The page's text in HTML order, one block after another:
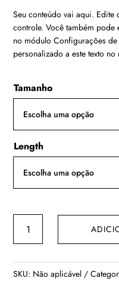
Seu conteúdo vai aqui. Edite
controle. Você também pode
no módulo Configurações
personalizado a este texto
Tamanho
Length
verão
SKU: Não aplicável